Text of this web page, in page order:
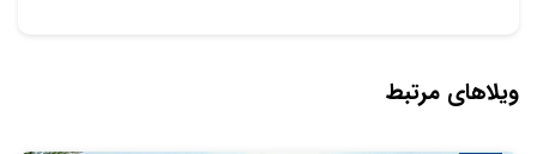
ویلاهای مرتبط